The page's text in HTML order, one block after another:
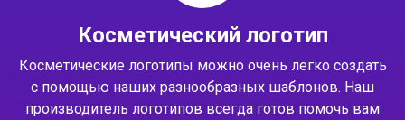
Косметический логотип
Косметические логотипы можно очень легко создать
с помощью наших разнообразных шаблонов. Наш
производитель логотипов всегда готов помочь вам